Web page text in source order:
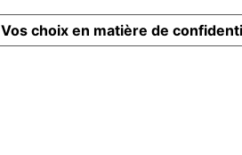
Vos choix en matière de